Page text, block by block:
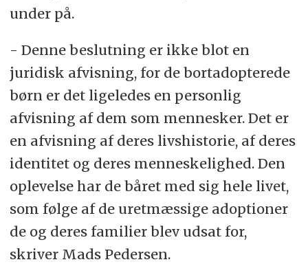
under på.
- Denne beslutning er ikke blot en
juridisk afvisning, for de bortadopterede
børn er det ligeledes en personlig
afvisning af dem som mennesker. Det er
en afvisning af deres livshistorie, af deres
identitet og deres menneskelighed. Den
oplevelse har de båret med sig hele livet,
som følge af de uretmæssige adoptioner
de og deres familier blev udsat for,
skriver Mads Pedersen.